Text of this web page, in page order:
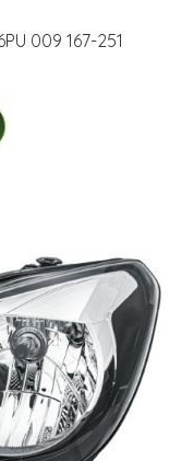
009 167-251